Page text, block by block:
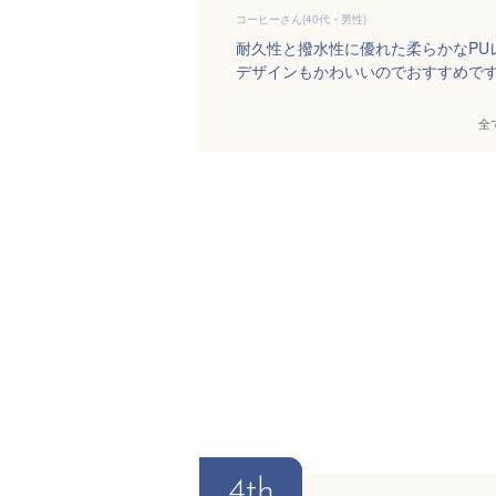
コーヒーさん(40代・男性)
耐久性と撥水性に優れた柔らかな
デザインもかわいいのでおすすめで
全